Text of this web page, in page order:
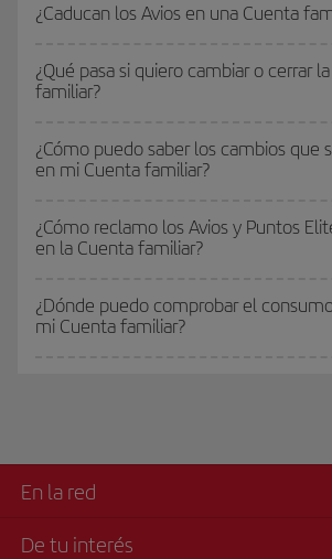
¿Caducan los Avios en una Cuenta
¿Qué pasa si quiero cambiar o cerrar
familiar?
¿Cómo puedo saber los cambios que
en mi Cuenta familiar?
¿Cómo reclamo los Avios y Puntos
en la Cuenta familiar?
¿Dónde puedo comprobar el
mi Cuenta familiar?
En la red
De tu interés